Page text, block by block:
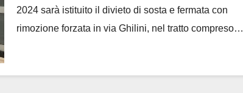
2024 sarà istituito il divieto di sosta e fermata con
rimozione forzata in via Ghilini, nel tratto compreso…